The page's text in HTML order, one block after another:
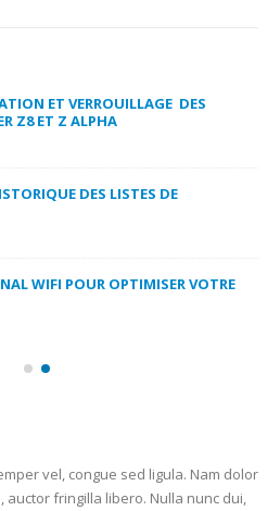
ET VERROUILLAGE DES
Z8 ET Z ALPHA
DES LISTES DE
WIFI POUR OPTIMISER VOTRE
vel, congue sed ligula. Nam dolor
auctor fringilla libero. Nulla nunc dui,